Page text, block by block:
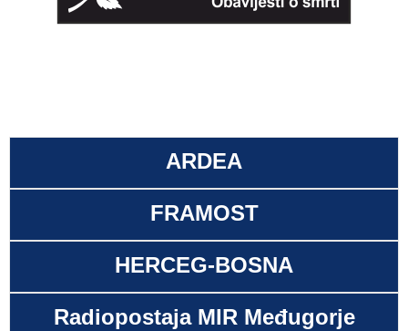
ARDEA
FRAMOST
HERCEG-BOSNA
Radiopostaja MIR Međugorje